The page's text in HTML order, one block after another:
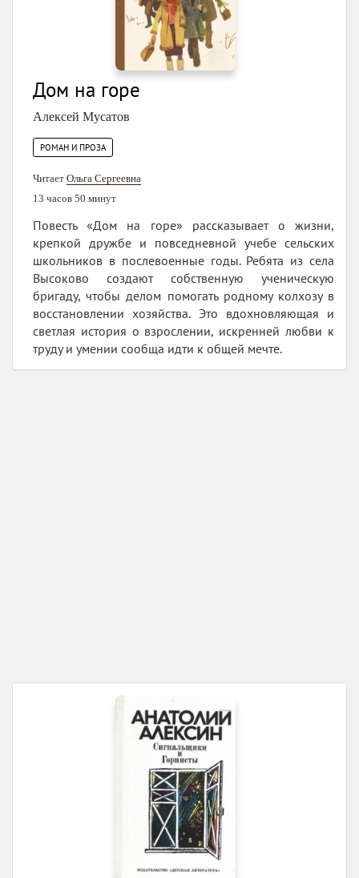
Дом на горе
Алексей Мусатов
РОМАН И ПРОЗА
Читает Ольга Сергеевна
13 часов 50 минут
Повесть «Дом на горе» рассказывает о жизни,
крепкой дружбе и повседневной учебе сельских
школьников в послевоенные годы. Ребята из села
Высоково создают собственную ученическую
бригаду, чтобы делом помогать родному колхозу в
восстановлении хозяйства. Это вдохновляющая и
светлая история о взрослении, искренней любви к
труду и умении сообща идти к общей мечте.